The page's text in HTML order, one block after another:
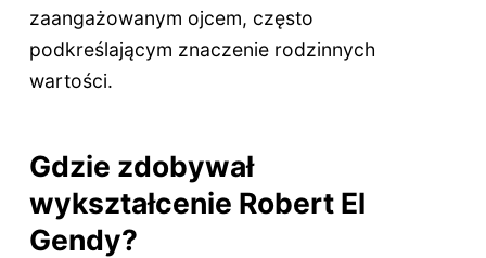
zaangażowanym ojcem, często
podkreślającym znaczenie rodzinnych
wartości.
Gdzie zdobywał
wykształcenie Robert El
Gendy?